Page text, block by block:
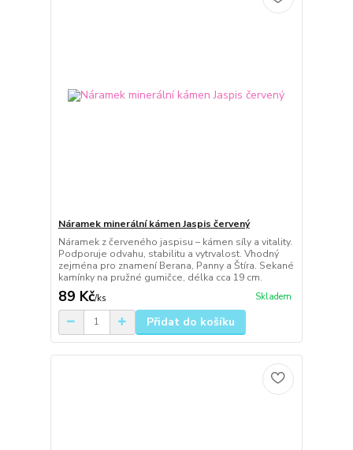
Náramek minerální kámen Jaspis červený
Náramek z červeného jaspisu – kámen síly a vitality.
Podporuje odvahu, stabilitu a vytrvalost. Vhodný
zejména pro znamení Berana, Panny a Štíra. Sekané
kamínky na pružné gumičce, délka cca 19 cm.
89 Kč/ks Skladem
Přidat do košíku